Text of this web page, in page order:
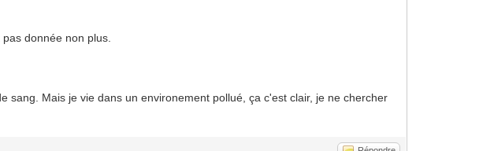
donnée non plus.
Mais je vie dans un environement pollué, ça c'est clair, je ne chercher